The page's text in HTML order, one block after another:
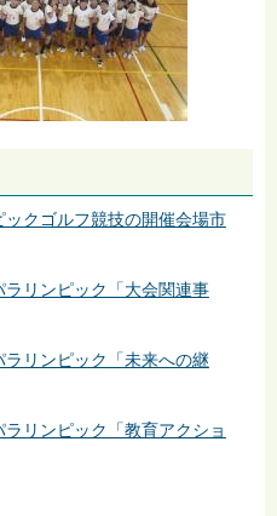
クゴルフ競技の開催会場市
リンピック「大会関連事
リンピック「未来への継
リンピック「教育アクショ